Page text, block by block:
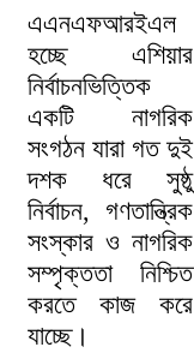
এএনএফআরইএল
হচ্ছে এশিয়ার
নির্বাচনভিত্তিক
একটি নাগরিক
সংগঠন যারা গত দুই
দশক ধরে সুষ্ঠু
নির্বাচন, গণতান্ত্রিক
সংস্কার ও নাগরিক
সম্পৃক্ততা নিশ্চিত
করতে কাজ করে
যাচ্ছে।